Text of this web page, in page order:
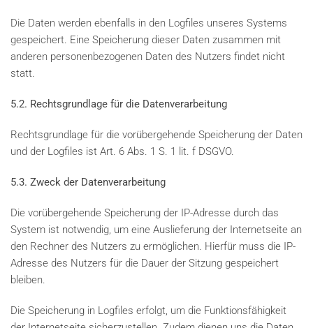
Die Daten werden ebenfalls in den Logfiles unseres Systems
gespeichert. Eine Speicherung dieser Daten zusammen mit
anderen personenbezogenen Daten des Nutzers findet nicht
statt.
5.2. Rechtsgrundlage für die Datenverarbeitung
Rechtsgrundlage für die vorübergehende Speicherung der Daten
und der Logfiles ist Art. 6 Abs. 1 S. 1 lit. f DSGVO.
5.3. Zweck der Datenverarbeitung
Die vorübergehende Speicherung der IP-Adresse durch das
System ist notwendig, um eine Auslieferung der Internetseite an
den Rechner des Nutzers zu ermöglichen. Hierfür muss die IP-
Adresse des Nutzers für die Dauer der Sitzung gespeichert
bleiben.
Die Speicherung in Logfiles erfolgt, um die Funktionsfähigkeit